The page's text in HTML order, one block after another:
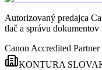
Autorizovaný predajca
tlač a správu
Canon Accredited Partner
KONTURA